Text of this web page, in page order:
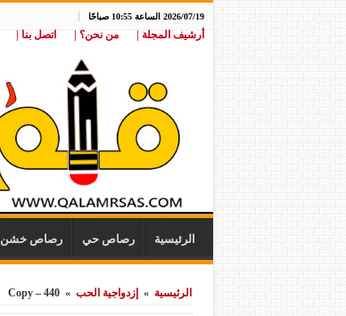
2026/07/19 الساعة 10:55 صباحًا
أرشيف المجلة | من نحن؟ | اتصل بنا |
الرئيسية رصاص حي رصاص خشن
الرئيسية » إزدواجية الحب »
440 – Copy